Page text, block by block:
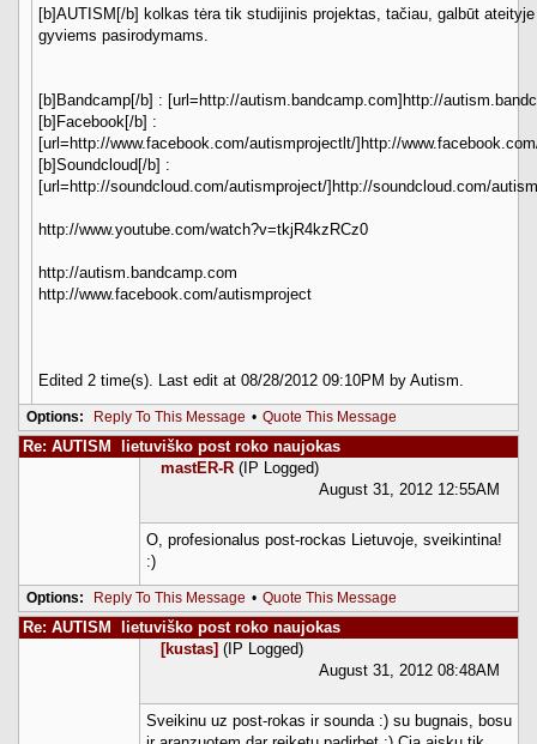
[b]AUTISM[/b] kolkas tėra tik studijinis projektas, tačiau, galbūt
gyviems pasirodymams.
[b]Bandcamp[/b] : [url=http://autism.bandcamp.com]http://
[b]Facebook[/b] :
[url=http://www.facebook.com/autismprojectlt/]http://
[b]Soundcloud[/b] :
[url=http://soundcloud.com/autismproject/]http://soundcloud.com/
http://www.youtube.com/watch?v=tkjR4kzRCz0
http://autism.bandcamp.com
http://www.facebook.com/autismproject
Edited 2 time(s). Last edit at 08/28/2012 09:10PM by Autism.
Options: Reply To This Message • Quote This Message
Re: AUTISM  lietuviško post roko naujokas
mastER-R (IP Logged)
August 31, 2012 12:55AM
O, profesionalus post-rockas Lietuvoje, sveikintina!
:)
Options: Reply To This Message • Quote This Message
Re: AUTISM  lietuviško post roko naujokas
[kustas] (IP Logged)
August 31, 2012 08:48AM
Sveikinu uz post-rokas ir sounda :) su bugnais, bosu